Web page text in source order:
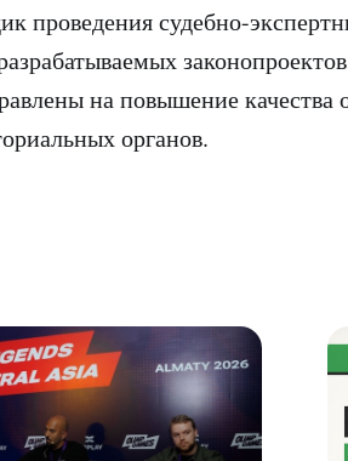
проведения судебно-
на повышение качества
органов.